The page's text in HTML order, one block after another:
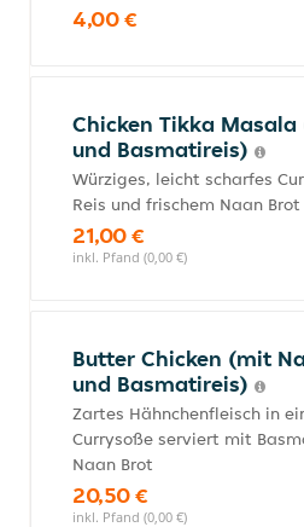
4,00 €
Chicken Tikka
und Basmatireis)
Würziges, leicht scharfes
Reis und frischem Naan Brot
21,00 €
inkl. Pfand (0,00 €)
Butter Chicken (mit
und Basmatireis)
Zartes Hähnchenfleisch in
Currysoße serviert mit
Naan Brot
20,50 €
inkl. Pfand (0,00 €)